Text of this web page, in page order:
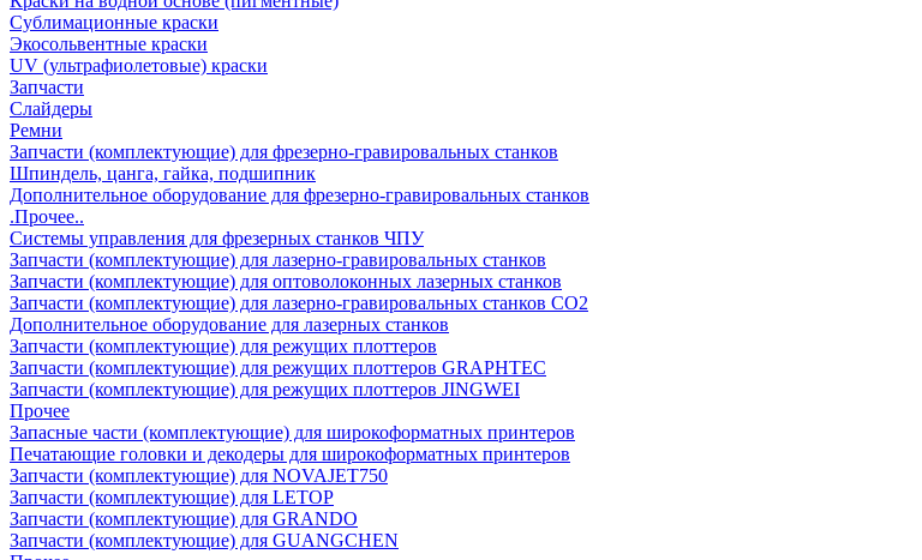
Сублимационные краски
Экосольвентные краски
UV (ультрафиолетовые) краски
Запчасти
Слайдеры
Ремни
Запчасти (комплектующие) для фрезерно-гравировальных станков
Шпиндель, цанга, гайка, подшипник
Дополнительное оборудование для фрезерно-гравировальных станков
.Прочее..
Системы управления для фрезерных станков ЧПУ
Запчасти (комплектующие) для лазерно-гравировальных станков
Запчасти (комплектующие) для оптоволоконных лазерных станков
Запчасти (комплектующие) для лазерно-гравировальных станков CO2
Дополнительное оборудование для лазерных станков
Запчасти (комплектующие) для режущих плоттеров
Запчасти (комплектующие) для режущих плоттеров GRAPHTEC
Запчасти (комплектующие) для режущих плоттеров JINGWEI
Прочее
Запасные части (комплектующие) для широкоформатных принтеров
Печатающие головки и декодеры для широкоформатных принтеров
Запчасти (комплектующие) для NOVAJET750
Запчасти (комплектующие) для LETOP
Запчасти (комплектующие) для GRANDO
Запчасти (комплектующие) для GUANGCHEN